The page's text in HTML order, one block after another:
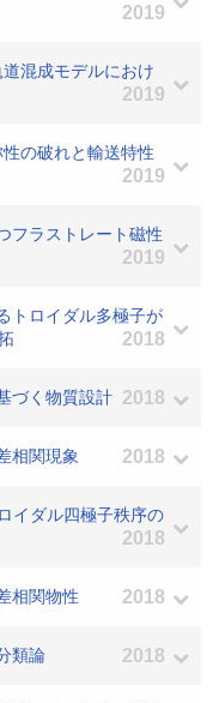
2019
混成モデルにおけ
2019
の破れと輸送特性
2019
フラストレート磁性
2019
トロイダル多極子が
2018
づく物質設計 2018
相関現象 2018
イダル四極子秩序の
2018
相関物性 2018
類論 2018